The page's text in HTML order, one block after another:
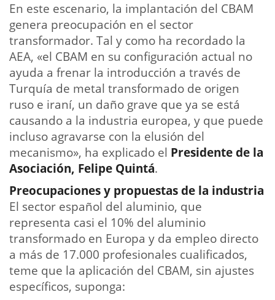
En este escenario, la implantación del CBAM
genera preocupación en el sector
transformador. Tal y como ha recordado la
AEA, «el CBAM en su configuración actual no
ayuda a frenar la introducción a través de
Turquía de metal transformado de origen
ruso e iraní, un daño grave que ya se está
causando a la industria europea, y que puede
incluso agravarse con la elusión del
mecanismo», ha explicado el Presidente de la
Asociación, Felipe Quintá.
Preocupaciones y propuestas de la industria
El sector español del aluminio, que
representa casi el 10% del aluminio
transformado en Europa y da empleo directo
a más de 17.000 profesionales cualificados,
teme que la aplicación del CBAM, sin ajustes
específicos, suponga: